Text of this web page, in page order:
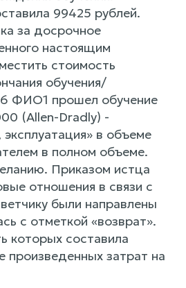
99425 рублей.
за досрочное
настоящим
стоимость
обучения/
ФИО1 прошел обучение
(Allen-Dradly) -
в объеме
в полном объеме.
Приказом истца
отношения в связи с
были направлены
с отметкой «возврат».
которых составила
произведенных затрат на